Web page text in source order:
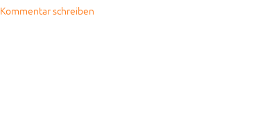
Kommentar schreiben